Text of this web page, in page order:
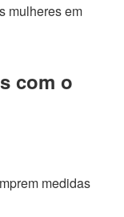
mulheres em
com o
medidas